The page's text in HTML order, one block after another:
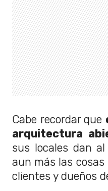
Cabe recordar que
arquitectura
sus locales dan
aun más las cosas
clientes y dueños